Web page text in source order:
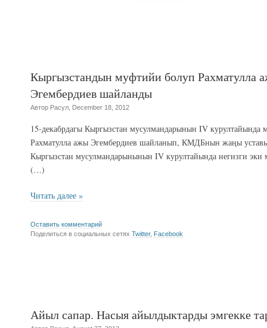
Кыргызстандын муфтийи болуп Рахматулла
Эгембердиев шайланды
Автор Расул, December 18, 2012
15-декабрдагы Кыргызстан мусулмандарынын IV курултайында
Рахматулла ажы Эгембердиев шайланып, КМДБнын жаңы
Кыргызстан мусулмандарынынын IV курултайында негизги эки
(…)
Читать далее »
Оставить комментарий
Поделиться в социальных сетях Twitter, Facebook
Айыл сапар. Насыя айылдыктарды эмгекке